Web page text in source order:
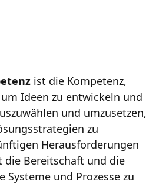
ist die Kompetenz,
Ideen zu entwickeln und
und umzusetzen,
zu
Herausforderungen
die Bereitschaft und die
und Prozesse zu